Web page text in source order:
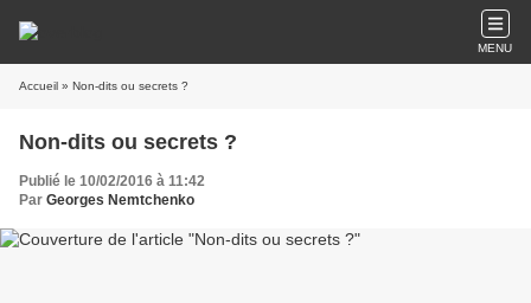
MENU
Accueil » Non-dits ou secrets ?
Non-dits ou secrets ?
Publié le 10/02/2016 à 11:42
Par Georges Nemtchenko